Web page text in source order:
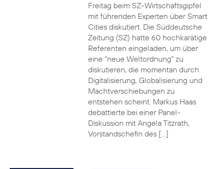
Freitag beim SZ-Wirtschaftsgipfel
mit führenden Experten über Smart
Cities diskutiert. Die Süddeutsche
Zeitung (SZ) hatte 60 hochkarätige
Referenten eingeladen, um über
eine “neue Weltordnung” zu
diskutieren, die momentan durch
Digitalisierung, Globalisierung und
Machtverschiebungen zu
entstehen scheint. Markus Haas
debattierte bei einer Panel-
Diskussion mit Angela Titzrath,
Vorstandschefin des […]